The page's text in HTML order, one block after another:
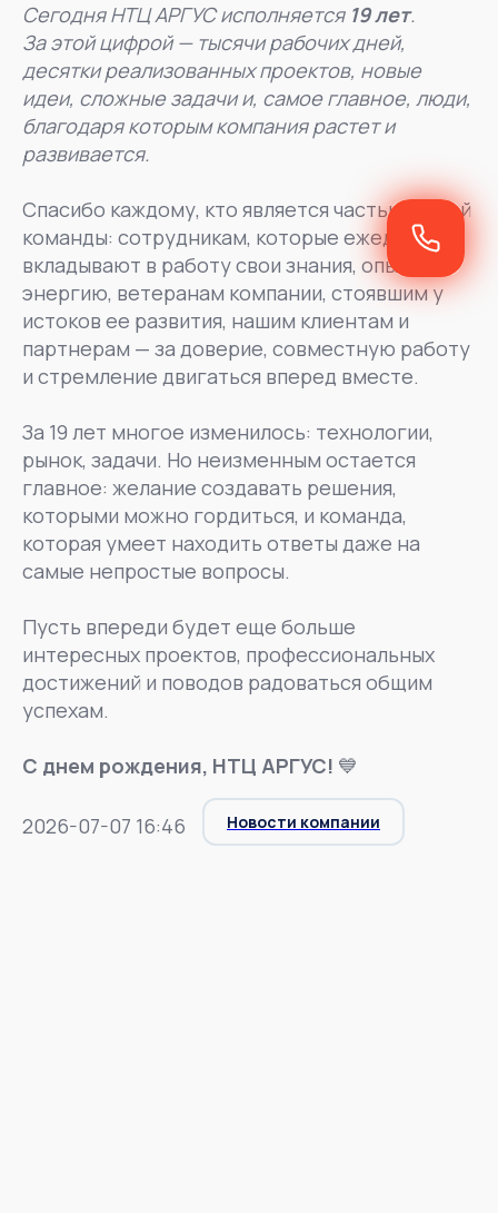
Сегодня НТЦ АРГУС исполняется 19 лет.
За этой цифрой — тысячи рабочих дней,
десятки реализованных проектов, новые
идеи, сложные задачи и, самое главное, люди,
благодаря которым компания растет и
развивается.
Спасибо каждому, кто является частью нашей
команды: сотрудникам, которые ежедневно
вкладывают в работу свои знания, опыт и
энергию, ветеранам компании, стоявшим у
истоков ее развития, нашим клиентам и
партнерам — за доверие, совместную работу
и стремление двигаться вперед вместе.
За 19 лет многое изменилось: технологии,
рынок, задачи. Но неизменным остается
главное: желание создавать решения,
которыми можно гордиться, и команда,
которая умеет находить ответы даже на
самые непростые вопросы.
Пусть впереди будет еще больше
интересных проектов, профессиональных
достижений и поводов радоваться общим
успехам.
С днем рождения, НТЦ АРГУС! 💙
2026-07-07 16:46 Новости компании